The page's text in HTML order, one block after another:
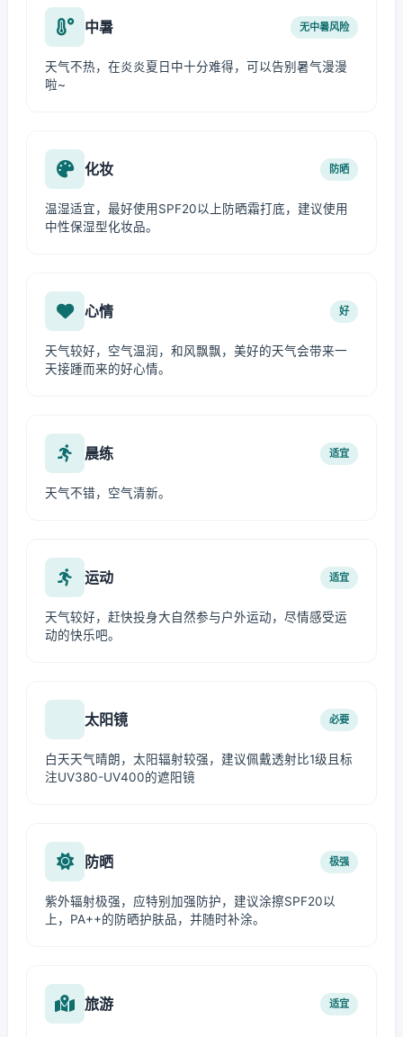
中暑 无中暑风险
天气不热，在炎炎夏日中十分难得，可以告别暑气漫漫
啦~
化妆 防晒
温湿适宜，最好使用SPF20以上防晒霜打底，建议使用
中性保湿型化妆品。
心情 好
天气较好，空气温润，和风飘飘，美好的天气会带来一
天接踵而来的好心情。
晨练 适宜
天气不错，空气清新。
运动 适宜
天气较好，赶快投身大自然参与户外运动，尽情感受运
动的快乐吧。
太阳镜 必要
白天天气晴朗，太阳辐射较强，建议佩戴透射比1级且标
注UV380-UV400的遮阳镜
防晒 极强
紫外辐射极强，应特别加强防护，建议涂擦SPF20以
上，PA++的防晒护肤品，并随时补涂。
旅游 适宜